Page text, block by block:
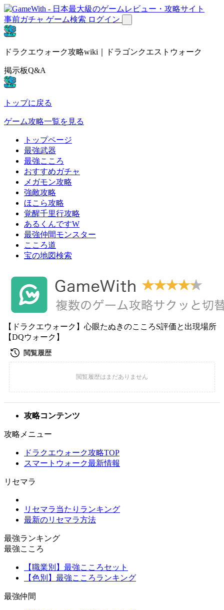
事前ガチャ ゲーム検索 ログイン
ドラクエウォーク攻略wiki｜ドラゴンクエストウォーク
掲示板Q&A
トップに戻る
ゲーム攻略一覧を見る
トップページ
最強武器
最強こころ
おすすめガチャ
メガモン攻略
強敵攻略
ほこら攻略
覚醒千里行攻略
あるくんですW
最強仲間モンスター
こころ道
宝の地図検索
【ドラクエウォーク】心眼たぬきのこころS評価と出現場所
【DQウォーク】
攻略コンテンツ
攻略メニュー
ドラクエウォーク攻略TOP
スマートウォーク最新情報
リセマラ
リセマラ当たりランキング
最新のリセマラ方法
最強ランキング
最強こころ
【職業別】最強こころセット
【色別】最強こころランキング
最強仲間